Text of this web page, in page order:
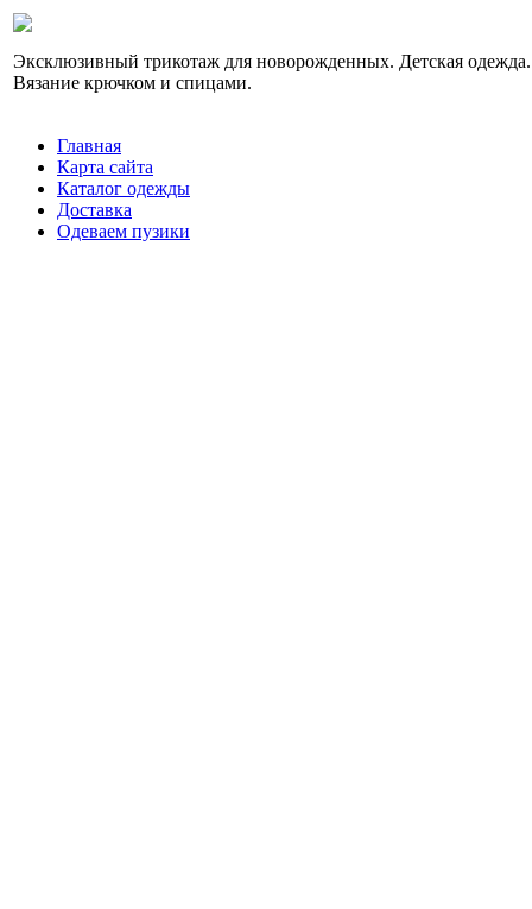
Эксклюзивный трикотаж для новорожденных. Детская одежда.
Вязание крючком и спицами.
Главная
Карта сайта
Каталог одежды
Доставка
Одеваем пузики